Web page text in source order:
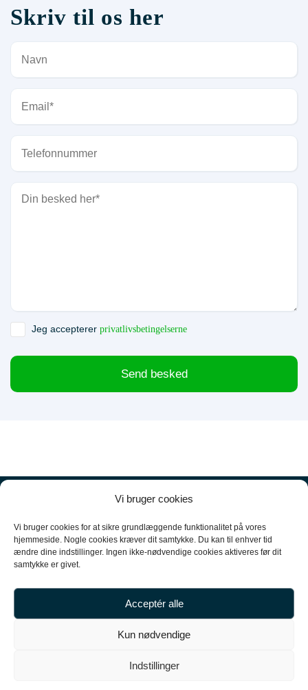
Vi bruger cookies
Vi bruger cookies for at sikre grundlæggende funktionalitet på vores
hjemmeside. Nogle cookies kræver dit samtykke. Du kan til enhver tid
ændre dine indstillinger. Ingen ikke-nødvendige cookies aktiveres før dit
samtykke er givet.
Acceptér alle
Kun nødvendige
Indstillinger
Skriv til os her
Jeg accepterer privatlivsbetingelserne
Send besked
+4561 10 52 10
hello@carpal.dk
Tonsbakken 16